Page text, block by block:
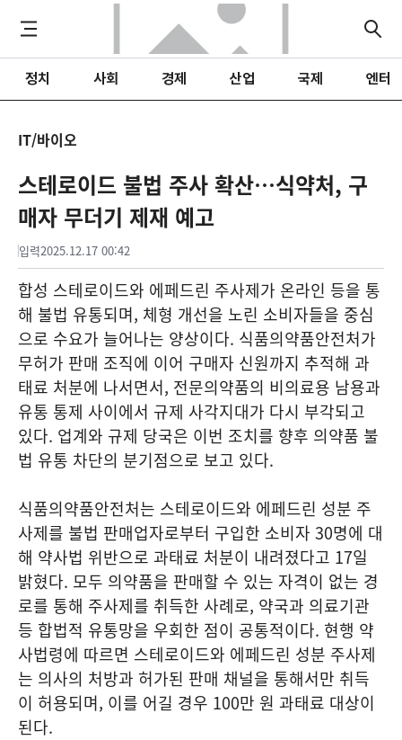
정치 사회 경제 산업 국제 엔터
IT/바이오
스테로이드 불법 주사 확산…식약처, 구
매자 무더기 제재 예고
입력2025.12.17 00:42
합성 스테로이드와 에페드린 주사제가 온라인 등을 통
해 불법 유통되며, 체형 개선을 노린 소비자들을 중심
으로 수요가 늘어나는 양상이다. 식품의약품안전처가
무허가 판매 조직에 이어 구매자 신원까지 추적해 과
태료 처분에 나서면서, 전문의약품의 비의료용 남용과
유통 통제 사이에서 규제 사각지대가 다시 부각되고
있다. 업계와 규제 당국은 이번 조치를 향후 의약품 불
법 유통 차단의 분기점으로 보고 있다.
식품의약품안전처는 스테로이드와 에페드린 성분 주
사제를 불법 판매업자로부터 구입한 소비자 30명에 대
해 약사법 위반으로 과태료 처분이 내려졌다고 17일
밝혔다. 모두 의약품을 판매할 수 있는 자격이 없는 경
로를 통해 주사제를 취득한 사례로, 약국과 의료기관
등 합법적 유통망을 우회한 점이 공통적이다. 현행 약
사법령에 따르면 스테로이드와 에페드린 성분 주사제
는 의사의 처방과 허가된 판매 채널을 통해서만 취득
이 허용되며, 이를 어길 경우 100만 원 과태료 대상이
된다.